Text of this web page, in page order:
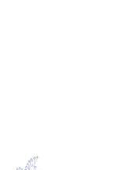
NAZWA